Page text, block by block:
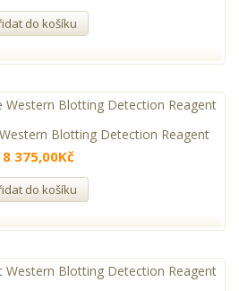
do košíku
Blotting Detection Reagent
8 375,00Kč
do košíku